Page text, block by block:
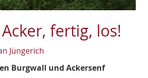
fertig, los!
Jüngerich
Burgwall und Ackersenf